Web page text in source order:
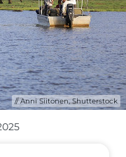
Anni Siitonen, Shutterstock